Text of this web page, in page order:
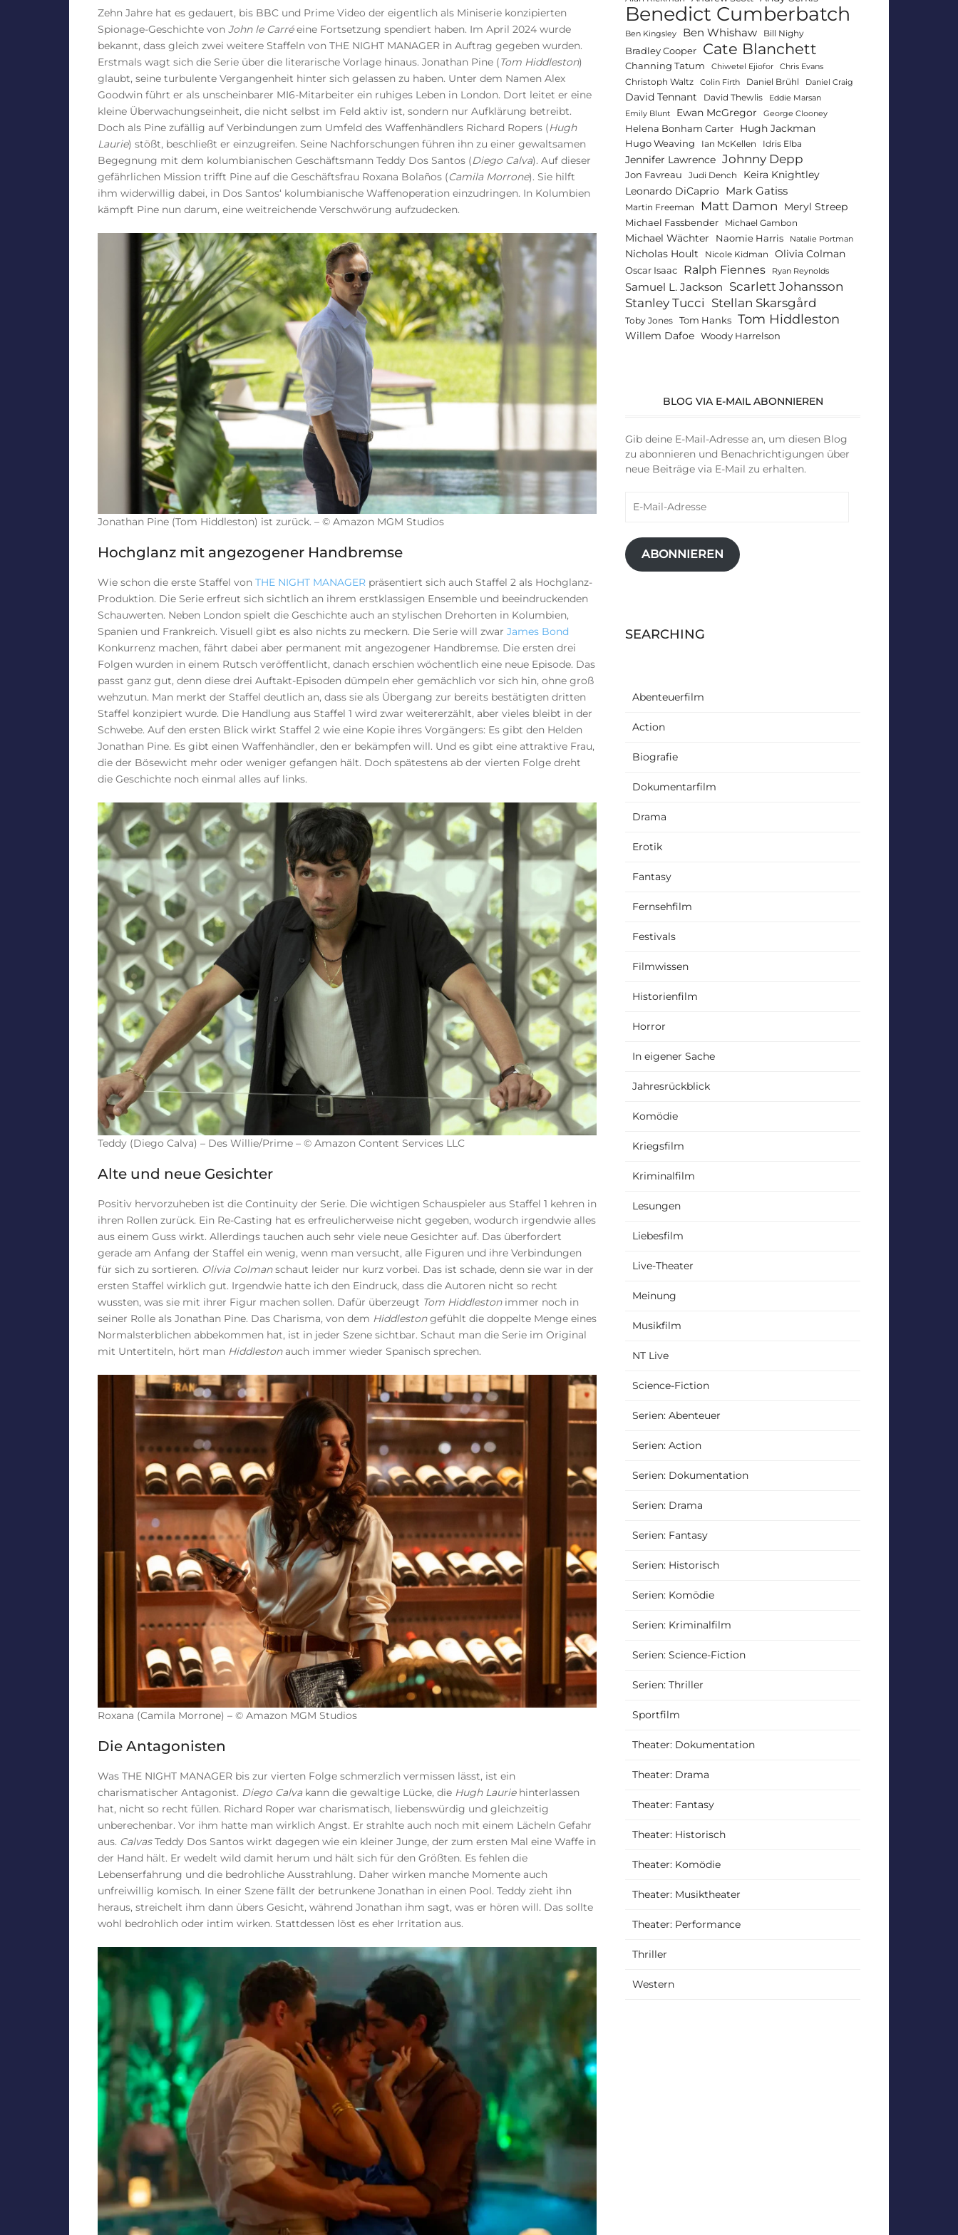
Zehn Jahre hat es gedauert, bis BBC und Prime Video der eigentlich als Miniserie konzipierten
Spionage-Geschichte von John le Carréeine Fortsetzung spendiert haben. Im April 2024 wurde
bekannt, dass gleich zwei weitere Staffeln von THE NIGHT MANAGER in Auftrag gegeben wurden.
Erstmals wagt sich die Serie über die literarische Vorlage hinaus. Jonathan Pine (Tom Hiddleston)
glaubt, seine turbulente Vergangenheit hinter sich gelassen zu haben. Unter dem Namen Alex
Goodwin führt er als unscheinbarer MI6-Mitarbeiter ein ruhiges Leben in London. Dort leitet er eine
kleine Überwachungseinheit, die nicht selbst im Feld aktiv ist, sondern nur Aufklärung betreibt.
Doch als Pine zufällig auf Verbindungen zum Umfeld des Waffenhändlers Richard Ropers (Hugh
Laurie) stößt, beschließt er einzugreifen. Seine Nachforschungen führen ihn zu einer gewaltsamen
Begegnung mit dem kolumbianischen Geschäftsmann Teddy Dos Santos (Diego Calva). Auf dieser
gefährlichen Mission trifft Pine auf die Geschäftsfrau Roxana Bolaños (Camila Morrone). Sie hilft
ihm widerwillig dabei, in Dos Santos‘ kolumbianische Waffenoperation einzudringen. In Kolumbien
kämpft Pine nun darum, eine weitreichende Verschwörung aufzudecken.
Jonathan Pine (Tom Hiddleston) ist zurück. – © Amazon MGM Studios
Hochglanz mit angezogener Handbremse
Wie schon die erste Staffel von THE NIGHT MANAGER präsentiert sich auch Staffel 2 als Hochglanz-
Produktion. Die Serie erfreut sich sichtlich an ihrem erstklassigen Ensemble und beeindruckenden
Schauwerten. Neben London spielt die Geschichte auch an stylischen Drehorten in Kolumbien,
Spanien und Frankreich. Visuell gibt es also nichts zu meckern. Die Serie will zwar James Bond
Konkurrenz machen, fährt dabei aber permanent mit angezogener Handbremse. Die ersten drei
Folgen wurden in einem Rutsch veröffentlicht, danach erschien wöchentlich eine neue Episode. Das
passt ganz gut, denn diese drei Auftakt-Episoden dümpeln eher gemächlich vor sich hin, ohne groß
wehzutun. Man merkt der Staffel deutlich an, dass sie als Übergang zur bereits bestätigten dritten
Staffel konzipiert wurde. Die Handlung aus Staffel 1 wird zwar weitererzählt, aber vieles bleibt in der
Schwebe. Auf den ersten Blick wirkt Staffel 2 wie eine Kopie ihres Vorgängers: Es gibt den Helden
Jonathan Pine. Es gibt einen Waffenhändler, den er bekämpfen will. Und es gibt eine attraktive Frau,
die der Bösewicht mehr oder weniger gefangen hält. Doch spätestens ab der vierten Folge dreht
die Geschichte noch einmal alles auf links.
Teddy (Diego Calva) – Des Willie/Prime – © Amazon Content Services LLC
Alte und neue Gesichter
Positiv hervorzuheben ist die Continuity der Serie. Die wichtigen Schauspieler aus Staffel 1 kehren in
ihren Rollen zurück. Ein Re-Casting hat es erfreulicherweise nicht gegeben, wodurch irgendwie alles
aus einem Guss wirkt. Allerdings tauchen auch sehr viele neue Gesichter auf. Das überfordert
gerade am Anfang der Staffel ein wenig, wenn man versucht, alle Figuren und ihre Verbindungen
für sich zu sortieren. Olivia Colmanschaut leider nur kurz vorbei. Das ist schade, denn sie war in der
ersten Staffel wirklich gut. Irgendwie hatte ich den Eindruck, dass die Autoren nicht so recht
wussten, was sie mit ihrer Figur machen sollen. Dafür überzeugt Tom Hiddleston immer noch in
seiner Rolle als Jonathan Pine. Das Charisma, von dem Hiddlestongefühlt die doppelte Menge eines
Normalsterblichen abbekommen hat, ist in jeder Szene sichtbar. Schaut man die Serie im Original
mit Untertiteln, hört man Hiddlestonauch immer wieder Spanisch sprechen.
Roxana (Camila Morrone) – © Amazon MGM Studios
Die Antagonisten
Was THE NIGHT MANAGER bis zur vierten Folge schmerzlich vermissen lässt, ist ein
charismatischer Antagonist. Diego Calvakann die gewaltige Lücke, die Hugh Lauriehinterlassen
hat, nicht so recht füllen. Richard Roper war charismatisch, liebenswürdig und gleichzeitig
unberechenbar. Vor ihm hatte man wirklich Angst. Er strahlte auch noch mit einem Lächeln Gefahr
aus. CalvasTeddy Dos Santos wirkt dagegen wie ein kleiner Junge, der zum ersten Mal eine Waffe in
der Hand hält. Er wedelt wild damit herum und hält sich für den Größten. Es fehlen die
Lebenserfahrung und die bedrohliche Ausstrahlung. Daher wirken manche Momente auch
unfreiwillig komisch. In einer Szene fällt der betrunkene Jonathan in einen Pool. Teddy zieht ihn
heraus, streichelt ihm dann übers Gesicht, während Jonathan ihm sagt, was er hören will. Das sollte
wohl bedrohlich oder intim wirken. Stattdessen löst es eher Irritation aus.
Benedict Cumberbatch
Ben Kingsley Ben Whishaw Bill Nighy
Bradley Cooper Cate Blanchett
Channing Tatum Chiwetel Ejiofor Chris Evans
Christoph Waltz Colin Firth Daniel Brühl Daniel Craig
David Tennant David Thewlis
Eddie Marsan
Emily Blunt
Ewan McGregor George Clooney
Helena Bonham Carter Hugh Jackman
Hugo Weaving Ian McKellen Idris Elba
Jennifer Lawrence Johnny Depp
Jon Favreau Judi Dench
Keira Knightley
Leonardo DiCaprio
Mark Gatiss
Martin Freeman Matt Damon Meryl Streep
Michael Fassbender Michael Gambon
Michael Wächter Naomie Harris Natalie Portman
Nicholas Hoult Nicole Kidman Olivia Colman
Oscar Isaac Ralph Fiennes Ryan Reynolds
Samuel L. Jackson Scarlett Johansson
Stanley Tucci Stellan Skarsgård
Toby Jones Tom Hanks Tom Hiddleston
Willem Dafoe Woody Harrelson
BLOG VIA E-MAIL ABONNIEREN
Gib deine E-Mail-Adresse an, um diesen Blog
zu abonnieren und Benachrichtigungen über
neue Beiträge via E-Mail zu erhalten.
Mail-
ABONNIEREN
SEARCHING
Abenteuerfilm
Action
Biografie
Dokumentarfilm
Drama
Erotik
Fantasy
Fernsehfilm
Festivals
Filmwissen
Historienfilm
Horror
In eigener Sache
Jahresrückblick
Komödie
Kriegsfilm
Kriminalfilm
Lesungen
Liebesfilm
Live-Theater
Meinung
Musikfilm
NT Live
Science-Fiction
Serien: Abenteuer
Serien: Action
Serien: Dokumentation
Serien: Drama
Serien: Fantasy
Serien: Historisch
Serien: Komödie
Serien: Kriminalfilm
Serien: Science-Fiction
Serien: Thriller
Sportfilm
Theater: Dokumentation
Theater: Drama
Theater: Fantasy
Theater: Historisch
Theater: Komödie
Theater: Musiktheater
Theater: Performance
Thriller
Western